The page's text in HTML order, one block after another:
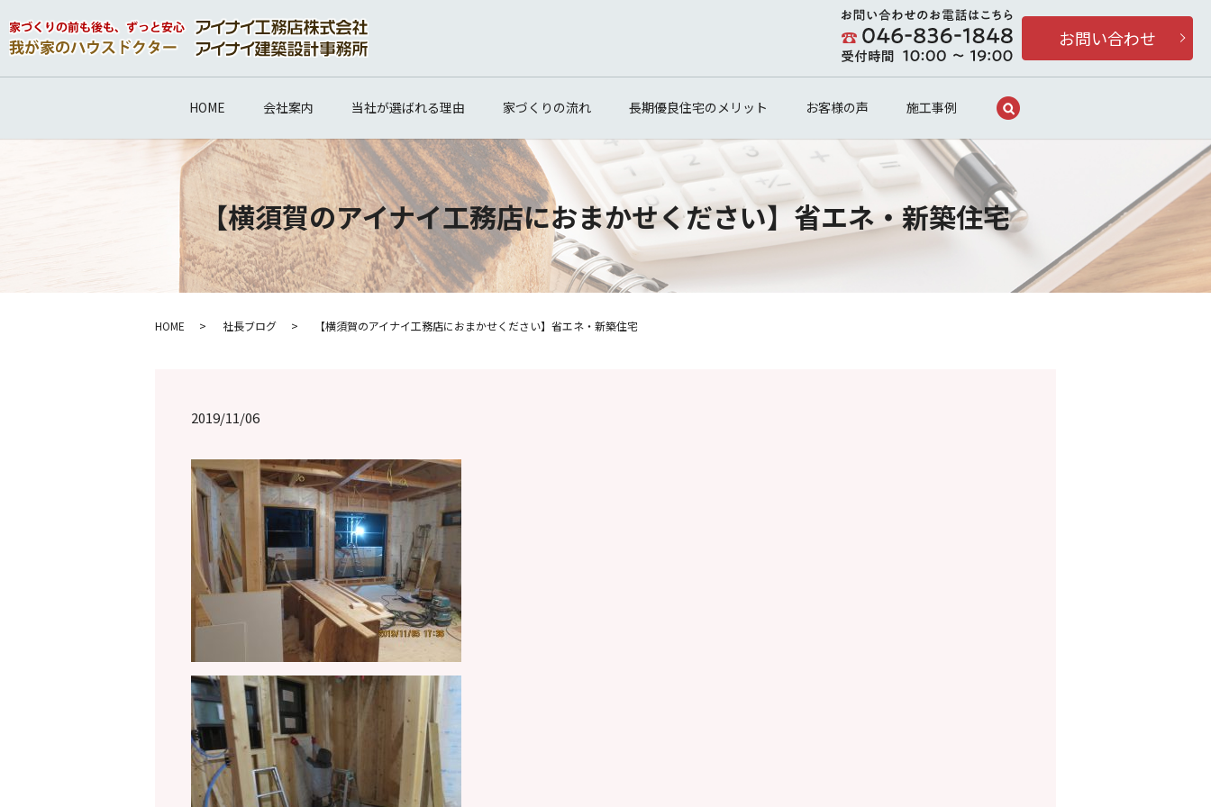
HOME 会社案内 当社が選ばれる理由 家づくりの流れ 長期優良住宅のメリット お客様の声 施工事例
お問い合わせ
【横須賀のアイナイ工務店におまかせください】省エネ・新築住宅
HOME 社長ブログ 【横須賀のアイナイ工務店におまかせください】省エネ・新築住宅
2019/11/06